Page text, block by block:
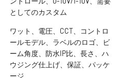
としてのカスタム
ワット、電圧、CCT、コントロ
ールモデル、ラベルのロゴ、ビ
ーム角度、防水IP比、長さ、ハ
ウジング仕上げ、保証、パッケ
ージ